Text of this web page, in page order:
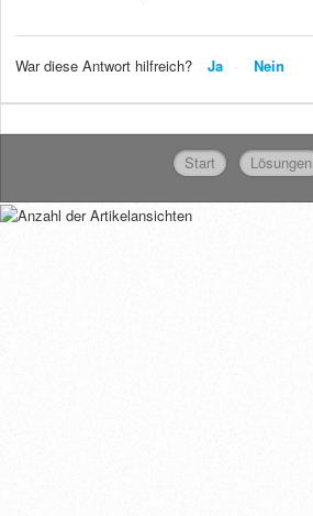
War diese Antwort hilfreich? Ja Nein
Start Lösungen